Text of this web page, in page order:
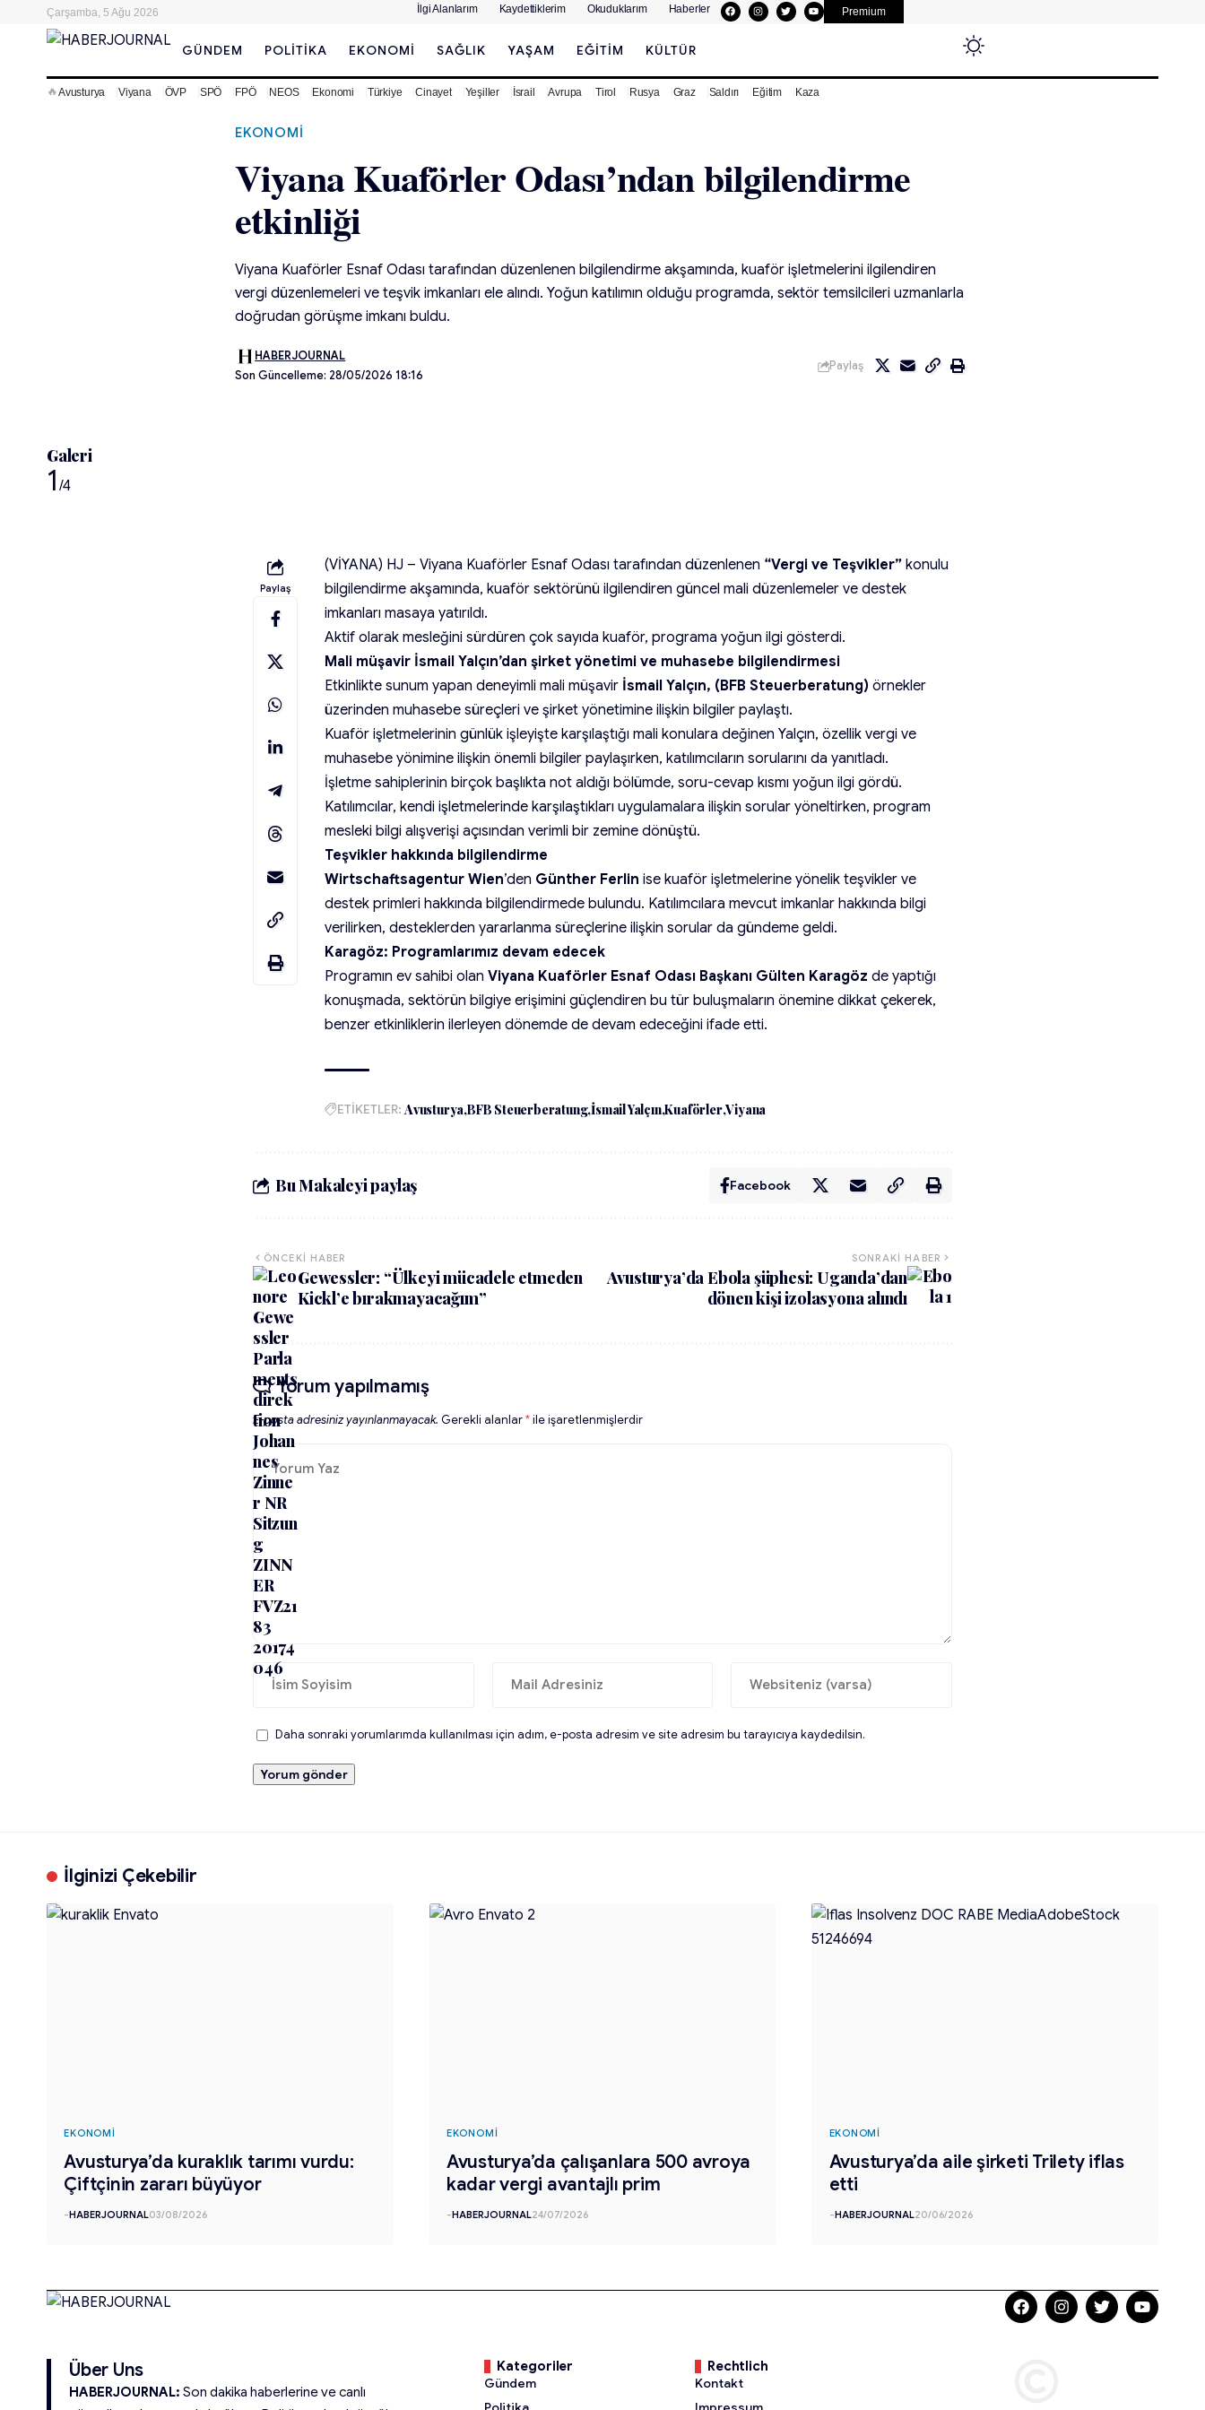
Çarşamba, 5 Ağu 2026 İlgi Alanlarım Kaydettiklerim Okuduklarım Haberler Premium
GÜNDEM POLITIKA EKONOMI SAĞLIK YAŞAM EĞITIM KÜLTÜR
🔥Avusturya Viyana ÖVP SPÖ FPÖ NEOS Ekonomi Türkiye Cinayet Yeşiller İsrail Avrupa Tirol Rusya Graz Saldırı Eğitim Kaza
EKONOMI
Viyana Kuaförler Odası’ndan bilgilendirme
etkinliği
Viyana Kuaförler Esnaf Odası tarafından düzenlenen bilgilendirme akşamında, kuaför işletmelerini ilgilendiren
vergi düzenlemeleri ve teşvik imkanları ele alındı. Yoğun katılımın olduğu programda, sektör temsilcileri uzmanlarla
doğrudan görüşme imkanı buldu.
Son Güncelleme: 28/05/2026 18:16
HABERJOURNAL
Paylaş
Galeri
1 /4
Paylaş
(VİYANA) HJ – Viyana Kuaförler Esnaf Odası tarafından düzenlenen “Vergi ve Teşvikler” konulu
bilgilendirme akşamında, kuaför sektörünü ilgilendiren güncel mali düzenlemeler ve destek
imkanları masaya yatırıldı.
Aktif olarak mesleğini sürdüren çok sayıda kuaför, programa yoğun ilgi gösterdi.
Mali müşavir İsmail Yalçın’dan şirket yönetimi ve muhasebe bilgilendirmesi
Etkinlikte sunum yapan deneyimli mali müşavir İsmail Yalçın, (BFB Steuerberatung) örnekler
üzerinden muhasebe süreçleri ve şirket yönetimine ilişkin bilgiler paylaştı.
Kuaför işletmelerinin günlük işleyişte karşılaştığı mali konulara değinen Yalçın, özellik vergi ve
muhasebe yönimine ilişkin önemli bilgiler paylaşırken, katılımcıların sorularını da yanıtladı.
İşletme sahiplerinin birçok başlıkta not aldığı bölümde, soru-cevap kısmı yoğun ilgi gördü.
Katılımcılar, kendi işletmelerinde karşılaştıkları uygulamalara ilişkin sorular yöneltirken, program
mesleki bilgi alışverişi açısından verimli bir zemine dönüştü.
Teşvikler hakkında bilgilendirme
Wirtschaftsagentur Wien’den Günther Ferlin ise kuaför işletmelerine yönelik teşvikler ve
destek primleri hakkında bilgilendirmede bulundu. Katılımcılara mevcut imkanlar hakkında bilgi
verilirken, desteklerden yararlanma süreçlerine ilişkin sorular da gündeme geldi.
Karagöz: Programlarımız devam edecek
Programın ev sahibi olan Viyana Kuaförler Esnaf Odası Başkanı Gülten Karagöz de yaptığı
konuşmada, sektörün bilgiye erişimini güçlendiren bu tür buluşmaların önemine dikkat çekerek,
benzer etkinliklerin ilerleyen dönemde de devam edeceğini ifade etti.
ETİKETLER: Avusturya BFB Steuerberatung İsmail Yalçın Kuaförler Viyana
Bu Makaleyi paylaş Facebook
ÖNCEKI HABER
Gewessler: “Ülkeyi mücadele etmeden
Kickl’e bırakmayacağım”
SONRAKI HABER
Avusturya’da Ebola şüphesi: Uganda’dan
dönen kişi izolasyona alındı
Yorum yapılmamış
E-posta adresiniz yayınlanmayacak. Gerekli alanlar*ile işaretlenmişlerdir
Daha sonraki yorumlarımda kullanılması için adım, e-posta adresim ve site adresim bu tarayıcıya kaydedilsin.
İlginizi Çekebilir
EKONOMI
Avusturya’da kuraklık tarımı vurdu:
Çiftçinin zararı büyüyor
-HABERJOURNAL03/08/2026
EKONOMI
Avusturya’da çalışanlara 500 avroya
kadar vergi avantajlı prim
-HABERJOURNAL24/07/2026
EKONOMI
Avusturya’da aile şirketi Trilety iflas
etti
-HABERJOURNAL20/06/2026
Über Uns
HABERJOURNAL: Son dakika haberlerine ve canlı
Kategoriler
Gündem
Rechtlich
Kontakt